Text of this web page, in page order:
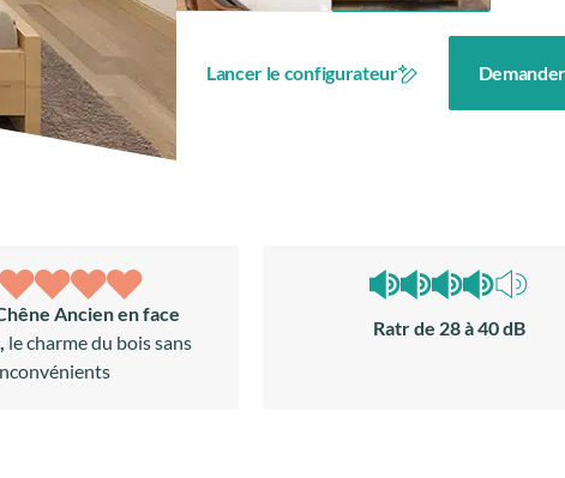
Lancer le configurateur
Ancien en face
le charme du bois sans
Ratr de 28 à 40 dB